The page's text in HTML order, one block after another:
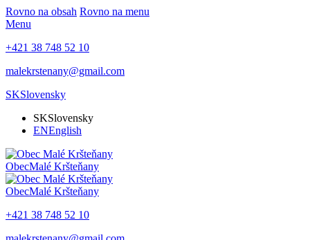
Rovno na obsah Rovno na menu
Menu
+421 38 748 52 10
malekrstenany@gmail.com
SKSlovensky
SKSlovensky
ENEnglish
ObecMalé Kršteňany
ObecMalé Kršteňany
+421 38 748 52 10